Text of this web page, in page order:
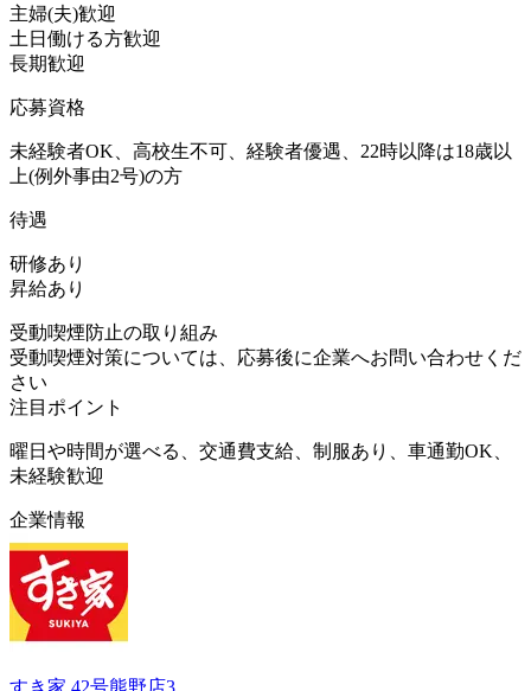
主婦(夫)歓迎
土日働ける方歓迎
長期歓迎
応募資格
未経験者OK、高校生不可、経験者優遇、22時以降は18歳以
上(例外事由2号)の方
待遇
研修あり
昇給あり
受動喫煙防止の取り組み
受動喫煙対策については、応募後に企業へお問い合わせくだ
さい
注目ポイント
曜日や時間が選べる、交通費支給、制服あり、車通勤OK、
未経験歓迎
企業情報
すき家 42号熊野店3